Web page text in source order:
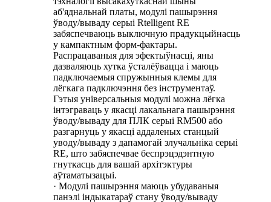
аб'яднальнай платы, модулі пашырэння
ўводу/вываду серыі Rtelligent RE
забяспечваюць выключную прадукцыйнасць
у кампактным форм-фактары.
Распрацаваныя для эфектыўнасці, яны
дазваляюць хутка ўсталёўвацца і маюць
падключаемыя спружынныя клемы для
лёгкага падключэння без інструментаў.
Гэтыя універсальныя модулі можна лёгка
інтэграваць у якасці лакальнага пашырэння
ўводу/вываду для ПЛК серыі RM500 або
разгарнуць у якасці аддаленых станцый
уводу/вываду з дапамогай злучальніка серыі
RE, што забяспечвае беспрэцэдэнтную
гнуткасць для вашай архітэктуры
аўтаматызацыі.
· Модулі пашырэння маюць убудаваныя
панэлі індыкатараў стану ўводу/вываду